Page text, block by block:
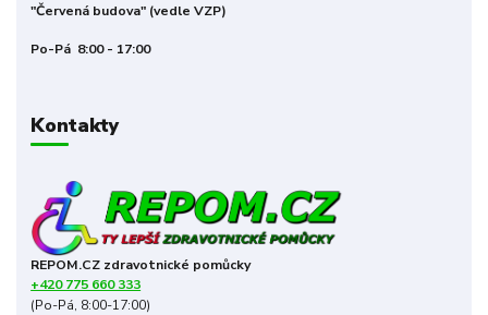
"Červená budova" (vedle VZP)
Po-Pá 8:00 - 17:00
Kontakty
REPOM.CZ zdravotnické pomůcky
+420 775 660 333
(Po-Pá, 8:00-17:00)